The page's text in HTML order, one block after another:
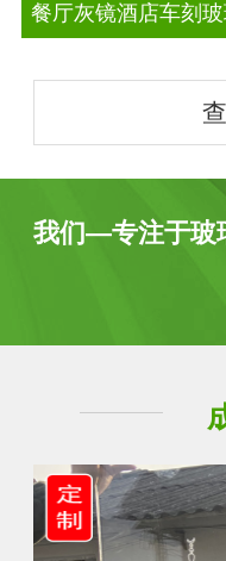
餐厅灰镜酒店车刻
我们—专注于玻